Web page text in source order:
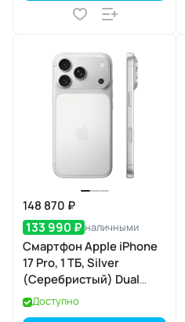
148 870 ₽
133 990 ₽ наличными
Смартфон Apple iPhone
17 Pro, 1 ТБ, Silver
(Серебристый) Dual
eSIM
Доступно